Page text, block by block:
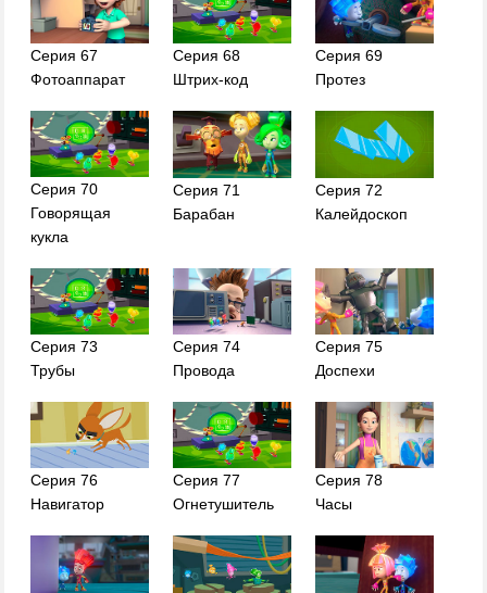
Серия 67
Фотоаппарат
Серия 68
Штрих-код
Серия 69
Протез
Серия 70
Говорящая
кукла
Серия 71
Барабан
Серия 72
Калейдоскоп
Серия 73
Трубы
Серия 74
Провода
Серия 75
Доспехи
Серия 76
Навигатор
Серия 77
Огнетушитель
Серия 78
Часы